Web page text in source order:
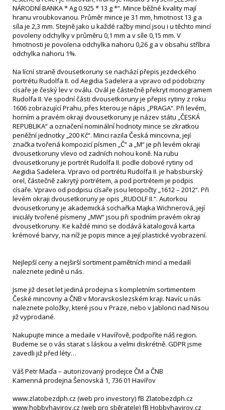
NÁRODNÍ BANKA * Ag 0.925 * 13 g *“. Mince běžné kvality mají
hranu vroubkovanou. Průměr mince je 31 mm, hmotnost 13 g a
síla je 2,3 mm. Stejně jako u každé ražby mincí jsou i u těchto mincí
povoleny odchylky v průměru 0,1 mm a v síle 0,15 mm. V
hmotnosti je povolena odchylka nahoru 0,26 g a v obsahu stříbra
odchylka nahoru 1%.
Na lícní straně dvousetkoruny se nachází přepis jezdeckého
portrétu Rudolfa II. od Aegidia Sadelera a vpravo od podobizny
císaře je český lev v oválu. Ovál je částečně překryt monogramem
Rudolfa II. Ve spodní části dvousetkoruny je přepis rytiny z roku
1606 zobrazující Prahu, přes kterou je nápis „PRAGA“. Při levém,
horním a pravém okraji dvousetkoruny je název státu „ČESKÁ
REPUBLIKA“ a označení nominální hodnoty mince se zkratkou
peněžní jednotky „200 Kč“. Minci razila Česká mincovna, její
značka tvořená kompozicí písmen „Č“ a „M“ je při levém okraji
dvousetkoruny vlevo od zadních nohou koně. Na rubu
dvousetkoruny je portrét Rudolfa II. podle dobové rytiny od
Aegidia Sadelera. Vpravo od portrétu Rudolfa II. je habsburský
orel, částečně zakrytý portrétem, a pod portrétem je podpis
císaře. Vpravo od podpisu císaře jsou letopočty „1612 – 2012“. Při
levém okraji dvousetkoruny je opis „RUDOLF II.“. Autorkou
dvousetkoruny je akademická sochařka Majka Wichnerová, její
iniciály tvořené písmeny „MW“ jsou při spodním pravém okraji
dvousetkoruny. Ke každé minci se dodává katalogová karta
krémové barvy, na níž je popis mince a její plastické vyobrazení.
Nejlepší ceny a nejširší sortiment pamětních mincí a medailí
naleznete jedině u nás.
Jsme již deset let jediná prodejna s kompletním sortimentem
České mincovny a ČNB v Moravskoslezském kraji. Navíc u nás
naleznete položky, které jsou v Praze, nebo v Jablonci nad Nisou
již vyprodané.
Nakupujte mince a medaile v Havířově, podpoříte náš region.
Budeme se o vás starat s láskou a velmi diskrétně. GDPR jsme
zavedli již před léty…
Váš Petr Maďa – autorizovaný prodejce ČM a ČNB
Kamenná prodejna Šenovská 1, 736 01 Havířov
www.zlatobezdph.cz (web pro investory) fB Zlatobezdph.cz
www.hobbyhavirov.cz (web pro sběratele) fB Hobbyhavirov.cz